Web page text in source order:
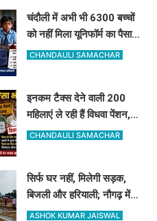
चंदौली में अभी भी 6300 बच्चों
को नहीं मिला यूनिफॉर्म का पैसा,
अधिकारी दे रहे हैं ऐसी दलील
CHANDAULI SAMACHAR
इनकम टैक्स देने वाली 200
महिलाएं ले रही हैं विधवा पेंशन,
आधार कार्ड ने खोली पोल, होगी
CHANDAULI SAMACHAR
सिर्फ घर नहीं, मिलेगी सड़क,
बिजली और हरियाली; नौगढ़ में
क्लस्टर आवास से बदलेगी 62
ASHOK KUMAR JAISWAL